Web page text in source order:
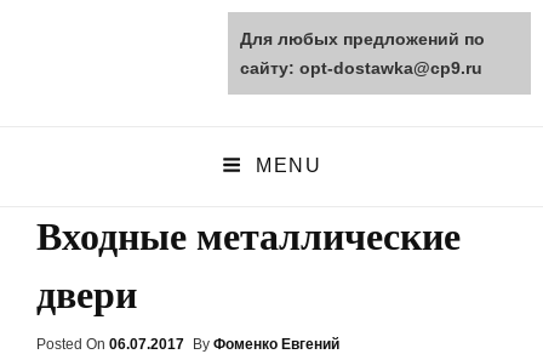
opt-dostawka.ru
MENU
Входные металлические
двери
Posted On Posted
06.07.2017 By Фоменко Евгений
Для любых предложений по
сайту: opt-dostawka@cp9.ru